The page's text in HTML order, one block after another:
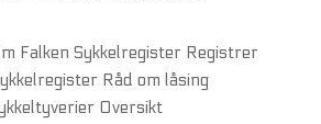
Falken Sykkelregister Registrer
Råd om låsing
Oversikt